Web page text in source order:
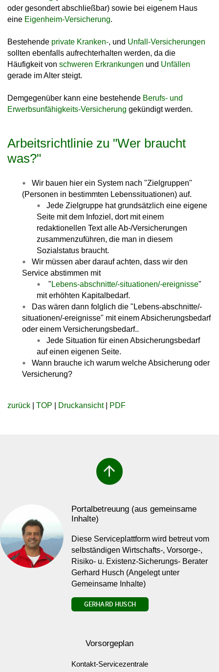
oder gesondert abschließbar) sowie bei eigenem Haus
eine Eigenheim-Versicherung.
Bestehende private Kranken-, und Unfall-Versicherungen
sollten ebenfalls aufrechterhalten werden, da die
Häufigkeit von schweren Erkrankungen und Unfällen
gerade im Alter steigt.
Demgegenüber kann eine bestehende Berufs- und
Erwerbsunfähigkeits-Versicherung gekündigt werden.
Arbeitsrichtlinie zu "Wer braucht
was?"
Wir bauen hier ein System nach "Zielgruppen"
(Personen in bestimmten Lebenssituationen) auf.
Jede Zielgruppe hat grundsätzlich eine eigene
Seite mit dem Infoziel, dort mit einem
redaktionellen Text alle Ab-/Versicherungen
zusammenzuführen, die man in diesem
Sozialstatus braucht.
Wir müssen aber darauf achten, dass wir den
Service abstimmen mit
"Lebens-abschnitte/-situationen/-ereignisse"
mit erhöhten Kapitalbedarf.
Das wären dann folglich die "Lebens-abschnitte/-
situationen/-ereignisse" mit einem Absicherungsbedarf
oder einem Versicherungsbedarf..
Jede Situation für einen Absicherungsbedarf
auf einen eigenen Seite.
Wann brauche ich warum welche Absicherung oder
Versicherung?
zurück TOP Druckansicht| PDF
arrow_upward
Portalbetreuung (aus gemeinsame
Inhalte)
Diese Serviceplattform wird betreut vom
selbständigen Wirtschafts-, Vorsorge-,
Risiko- u. Existenz-Sicherungs- Berater
Gerhard Husch (Angelegt unter
Gemeinsame Inhalte)
GERHARD HUSCH
Vorsorgeplan
Kontakt-Servicezentrale